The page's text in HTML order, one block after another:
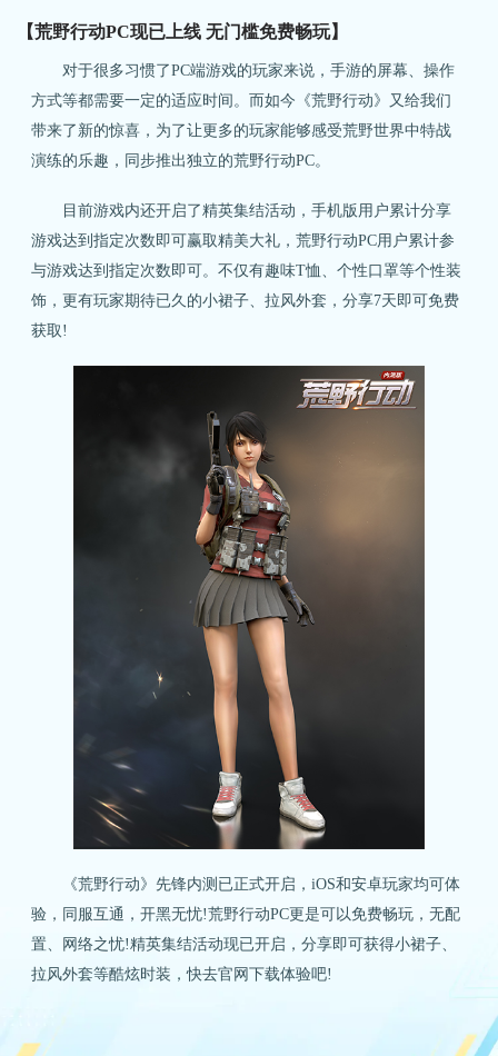
【荒野行动PC现已上线 无门槛免费畅玩】
对于很多习惯了PC端游戏的玩家来说，手游的屏幕、操作
方式等都需要一定的适应时间。而如今《荒野行动》又给我们
带来了新的惊喜，为了让更多的玩家能够感受荒野世界中特战
演练的乐趣，同步推出独立的荒野行动PC。
目前游戏内还开启了精英集结活动，手机版用户累计分享
游戏达到指定次数即可赢取精美大礼，荒野行动PC用户累计参
与游戏达到指定次数即可。不仅有趣味T恤、个性口罩等个性装
饰，更有玩家期待已久的小裙子、拉风外套，分享7天即可免费
获取!
《荒野行动》先锋内测已正式开启，iOS和安卓玩家均可体
验，同服互通，开黑无忧!荒野行动PC更是可以免费畅玩，无配
置、网络之忧!精英集结活动现已开启，分享即可获得小裙子、
拉风外套等酷炫时装，快去官网下载体验吧!
关注微博：荒野行动官方微博 关注微信：网易荒野行动